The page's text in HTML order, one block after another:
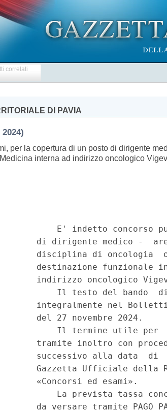
correlati
DI PAVIA
per la copertura di un posto di dirigente
interna ad indirizzo oncologico